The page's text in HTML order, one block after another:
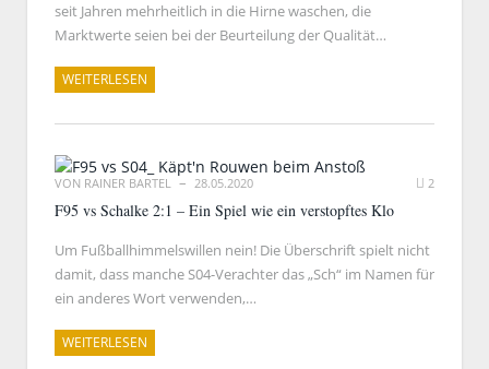
seit Jahren mehrheitlich in die Hirne waschen, die
Marktwerte seien bei der Beurteilung der Qualität…
WEITERLESEN
VON RAINER BARTEL 28.05.2020 2
F95 vs Schalke 2:1 – Ein Spiel wie ein verstopftes Klo
Um Fußballhimmelswillen nein! Die Überschrift spielt nicht
damit, dass manche S04-Verachter das „Sch“ im Namen für
ein anderes Wort verwenden,…
WEITERLESEN